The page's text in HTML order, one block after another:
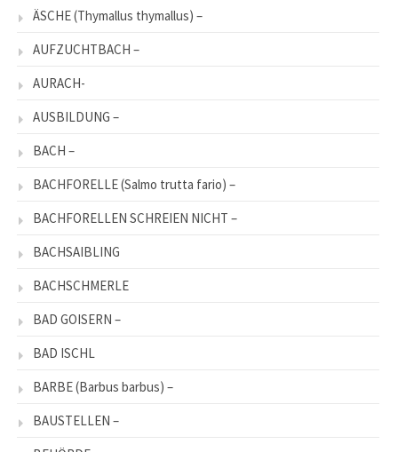
ÄSCHE (Thymallus thymallus) –
AUFZUCHTBACH –
AURACH-
AUSBILDUNG –
BACH –
BACHFORELLE (Salmo trutta fario) –
BACHFORELLEN SCHREIEN NICHT –
BACHSAIBLING
BACHSCHMERLE
BAD GOISERN –
BAD ISCHL
BARBE (Barbus barbus) –
BAUSTELLEN –